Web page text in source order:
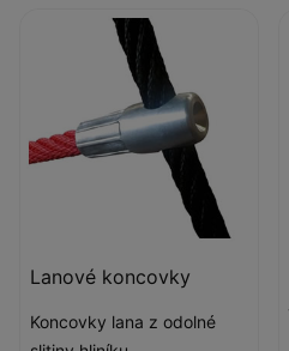
Lanové koncovky
Koncovky lana z odolné